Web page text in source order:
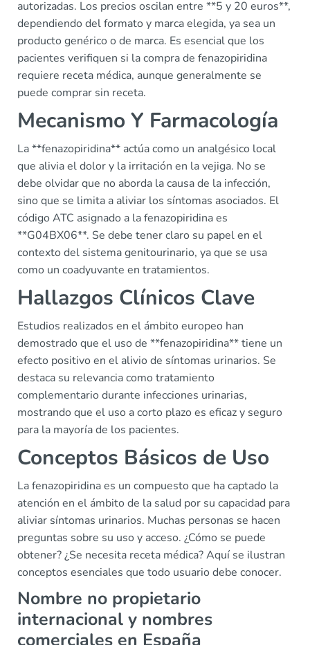
autorizadas. Los precios oscilan entre **5 y 20 euros**,
dependiendo del formato y marca elegida, ya sea un
producto genérico o de marca. Es esencial que los
pacientes verifiquen si la compra de fenazopiridina
requiere receta médica, aunque generalmente se
puede comprar sin receta.
Mecanismo Y Farmacología
La **fenazopiridina** actúa como un analgésico local
que alivia el dolor y la irritación en la vejiga. No se
debe olvidar que no aborda la causa de la infección,
sino que se limita a aliviar los síntomas asociados. El
código ATC asignado a la fenazopiridina es
**G04BX06**. Se debe tener claro su papel en el
contexto del sistema genitourinario, ya que se usa
como un coadyuvante en tratamientos.
Hallazgos Clínicos Clave
Estudios realizados en el ámbito europeo han
demostrado que el uso de **fenazopiridina** tiene un
efecto positivo en el alivio de síntomas urinarios. Se
destaca su relevancia como tratamiento
complementario durante infecciones urinarias,
mostrando que el uso a corto plazo es eficaz y seguro
para la mayoría de los pacientes.
Conceptos Básicos de Uso
La fenazopiridina es un compuesto que ha captado la
atención en el ámbito de la salud por su capacidad para
aliviar síntomas urinarios. Muchas personas se hacen
preguntas sobre su uso y acceso. ¿Cómo se puede
obtener? ¿Se necesita receta médica? Aquí se ilustran
conceptos esenciales que todo usuario debe conocer.
Nombre no propietario
internacional y nombres
comerciales en España